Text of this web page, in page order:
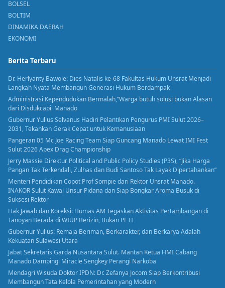
BOLSEL
BOLTIM
DINAMIKA DAERAH
EKONOMI
Berita Terbaru
Dr. Herlyanty Bawole: Dies Natalis ke-68 Fakultas Hukum Unsrat Menjadi
Langkah Nyata Membangun Generasi Hukum Berdampak
Administrasi Kependudukan Bermalah,”Warga butuh solusi bukan Alasan
dari Disdukcapil Manado
Gubernur Yulius Selvanus Hadiri Pelantikan Pengurus PMI Sulut 2026–
2031, Tekankan Gerak Cepat untuk Kemanusiaan
Pangeran 05 Mc Joe Racing Team Siap Guncang Manado Lewat IMI Fest
Sulut 2026 Apex Drag Championship
Jerry Massie Direktur Political and Public Policy Studies (P3S), “Jika Harga
Pangan Tak Terkendali, Zulhas dan Budi Santoso Tak Layak Dipertahankan”
Menteri Pendidikan Copot Prof Sompie dari Rektor Unsrat Manado.
INAKOR Sulut Kawal Unsur Pidana dan Siap Bongkar Aroma Busuk di
Suksesi Rektor
Hak Jawab dan Koreksi: Humas AM Tegaskan Aktivitas Pertambangan di
Tanoyan Berada di WIUP Berizin, Bukan PETI
Gubernur Yulius: Remaja Beriman, Berkarakter, dan Berkarya Adalah
Kekuatan Sulawesi Utara
Jabat Sekretaris Garda Nusantara Sulut. Mantan Ketua HMI Cabang
Manado Dampingi Miracle Sengkey Perangi Narkoba
Mendagri Wisuda Doktor IPDN: Dr. Zefanya Jocom Siap Berkontribusi
Membangun Tata Kelola Pemerintahan yang Modern